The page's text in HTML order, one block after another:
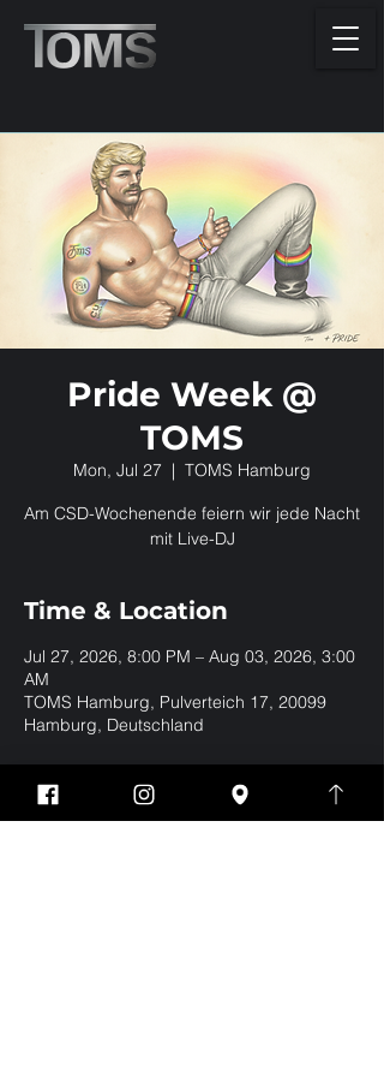
Pride Week @
TOMS
Mon, Jul 27
  |
TOMS Hamburg
Am CSD-Wochenende feiern wir jede Nacht
mit Live-DJ
Time & Location
Jul 27, 2026, 8:00 PM – Aug 03, 2026, 3:00
AM
TOMS Hamburg, Pulverteich 17, 20099
Hamburg, Deutschland
Share this event